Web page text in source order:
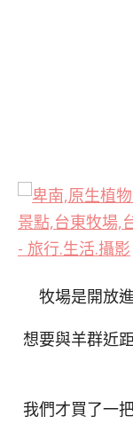
牧場是開放
想要與羊群近
我們才買了一